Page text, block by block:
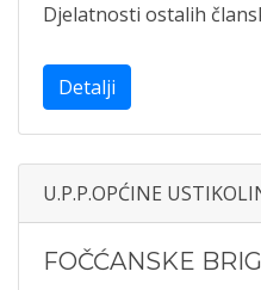
Djelatnosti ostalih
Detalji
U.P.P.OPĆINE
FOČĆANSKE